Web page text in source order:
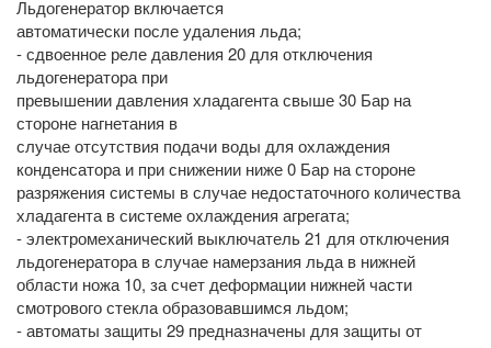
Льдогенератор включается
автоматически после удаления льда;
- сдвоенное реле давления 20 для отключения
льдогенератора при
превышении давления хладагента свыше 30 Бар на
стороне нагнетания в
случае отсутствия подачи воды для охлаждения
конденсатора и при снижении ниже 0 Бар на стороне
разряжения системы в случае недостаточного количества
хладагента в системе охлаждения агрегата;
- электромеханический выключатель 21 для отключения
льдогенератора в случае намерзания льда в нижней
области ножа 10, за счет деформации нижней части
смотрового стекла образовавшимся льдом;
- автоматы защиты 29 предназначены для защиты от